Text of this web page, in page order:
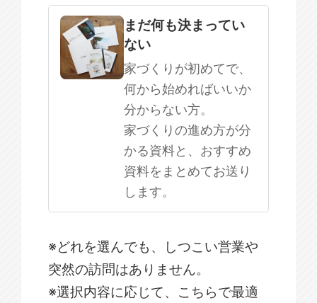
まだ何も決まってい
ない
家づくりが初めてで、
何から始めればいいか
分からない方。
家づくりの進め方が分
かる資料と、おすすめ
資料をまとめてお送り
します。
※どれを選んでも、しつこい営業や
突然の訪問はありません。
※選択内容に応じて、こちらで最適